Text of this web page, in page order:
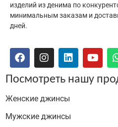
изделий из денима по
минимальным заказам и
дней.
Посмотреть нашу
Женские джинсы
Мужские джинсы